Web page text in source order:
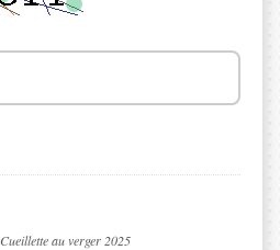
Cueillette au verger 2025